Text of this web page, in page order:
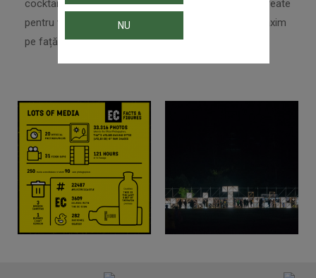
NU
cocktailuri speciale de vânzare, scene și programe create
pentru voi, oameni care vă servesc cu un zâmbet maxim
pe față.